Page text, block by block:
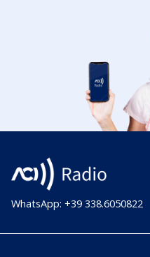
WhatsApp: +39 338.6050822